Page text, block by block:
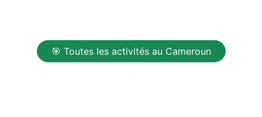
🎯 Toutes les activités au Cameroun